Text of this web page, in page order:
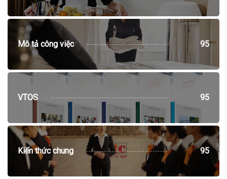
Mô tả công việc 95
VTOS 95
Kiến thức chung 95